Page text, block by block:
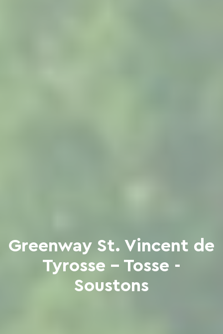
Greenway St. Vincent de
Tyrosse - Tosse -
Soustons